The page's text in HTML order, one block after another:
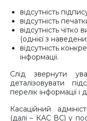
відсутність
відсутність
відсутність
(однієї з
відсутність
інформації.
Слід звернути
деталізовувати
перелік інформації і
Касаційний
(далі – КАС ВС) у